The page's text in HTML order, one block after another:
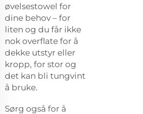
øvelsestowel for
dine behov – for
liten og du får ikke
nok overflate for å
dekke utstyr eller
kropp, for stor og
det kan bli tungvint
å bruke.
Sørg også for å